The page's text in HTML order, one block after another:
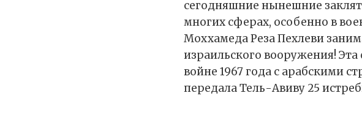
сегодняшние нынешние
многих сферах, особенно в
Моххамеда Реза Пехлеви
израильского вооружения!
войне 1967 года с арабскими
передала Тель-Авиву 25